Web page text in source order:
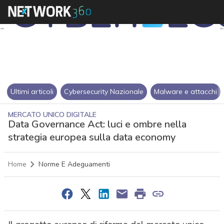
Ultimi articoli Cybersecurity Nazionale Malware e attacchi
MERCATO UNICO DIGITALE
Data Governance Act: luci e ombre nella
strategia europea sulla data economy
Home Norme E Adeguamenti